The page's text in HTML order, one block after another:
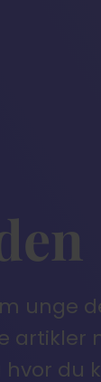
unge
artikler
du